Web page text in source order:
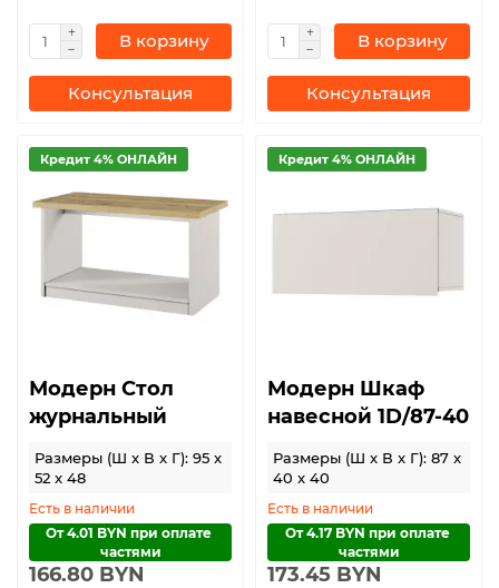
В корзину
Консультация
В корзину
Консультация
Кредит 4% ОНЛАЙН
Модерн Стол
журнальный
Размеры (Ш x В x Г): 95 x
52 x 48
Есть в наличии
От 4.01 BYN при оплате
частями
166.80 BYN
Кредит 4% ОНЛАЙН
Модерн Шкаф
навесной 1D/87-40
Размеры (Ш x В x Г): 87 x
40 x 40
Есть в наличии
От 4.17 BYN при оплате
частями
173.45 BYN